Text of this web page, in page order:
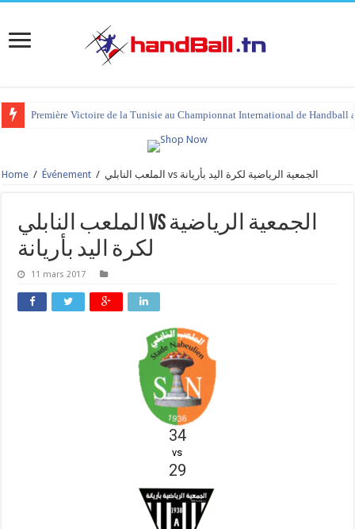
Première Victoire de la Tunisie au Championnat International de Handball
Home / Événement / الملعب النابلي vs الجمعية الرياضية لكرة اليد بأريانة
الملعب النابلي vs الجمعية الرياضية
لكرة اليد بأريانة
11 mars 2017
34
vs
29